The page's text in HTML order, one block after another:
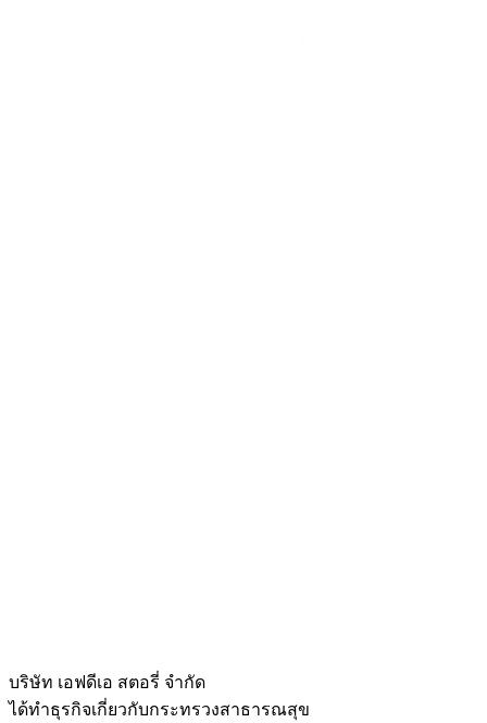
บริษัท เอฟดีเอ สตอรี่ จำกัด
ได้ทำธุรกิจเกี่ยวกับกระทรวงสาธารณสุข